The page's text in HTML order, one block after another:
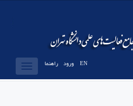
Toggle
EN ورود راهنما